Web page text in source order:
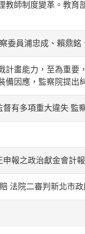
教師制度變革。教育
委員浦忠成、賴鼎銘
計畫能力，至為重要
備因應，監察院提出
有多項重大違失 監
報之政治獻金會計
法院二審判新北市